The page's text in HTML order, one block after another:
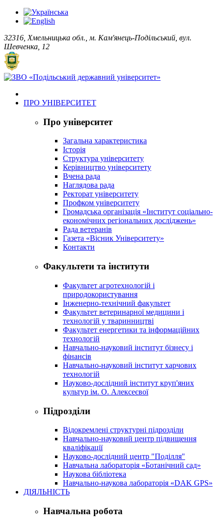
32316, Хмельницька обл., м. Кам'янець-Подільський, вул.
Шевченка, 12
ПРО УНІВЕРСИТЕТ
Про університет
Загальна характеристика
Історія
Структура університету
Керівництво університету
Вчена рада
Наглядова рада
Ректорат університету
Профком університету
Громадська організація «Інститут соціально-
економічних регіональних досліджень»
Рада ветеранів
Газета «Вісник Університету»
Контакти
Факультети та інститути
Факультет агротехнологій і
природокористування
Інженерно-технічний факультет
Факультет ветеринарної медицини і
технологій у тваринництві
Факультет енергетики та інформаційних
технологій
Навчально-науковий інститут бізнесу і
фінансів
Навчально-науковий інститут харчових
технологій
Науково-дослідний інститут круп'яних
культур ім. О. Алексеєвої
Підрозділи
Відокремлені структурні підрозділи
Навчально-науковий центр підвищення
кваліфікації
Науково-дослідний центр "Поділля"
Навчальна лабораторія «Ботанічний сад»
Наукова бібліотека
Навчально-наукова лабораторія «DAK GPS»
ДІЯЛЬНІСТЬ
Навчальна робота